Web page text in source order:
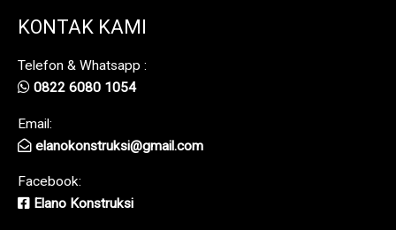
KONTAK KAMI
Telefon & Whatsapp :
0822 6080 1054
Email:
elanokonstruksi@gmail.com
Facebook:
Elano Konstruksi